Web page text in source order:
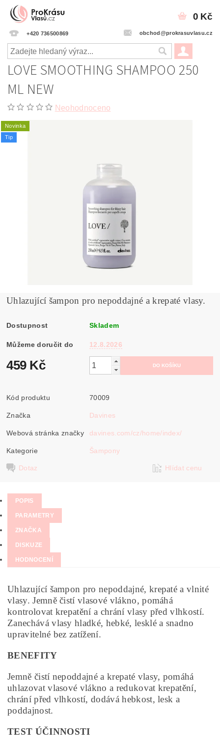
+420 736500869 obchod@prokrasuvlasu.cz
0 Kč
LOVE SMOOTHING SHAMPOO 250
ML NEW
Neohodnoceno
Novinka
Tip
Uhlazující šampon pro nepoddajné a krepaté vlasy.
Dostupnost Skladem
Můžeme doručit do 12.8.2026
459 Kč
Kód produktu 70009
Značka Davines
Webová stránka značky davines.com/cz/home/index/
Kategorie Šampony
Dotaz Hlídat cenu
POPIS
PARAMETRY
ZNAČKA
DISKUZE
HODNOCENÍ
Uhlazující šampon pro nepoddajné, krepaté a vlnité
vlasy. Jemně čistí vlasové vlákno, pomáhá
kontrolovat krepatění a chrání vlasy před vlhkostí.
Zanechává vlasy hladké, hebké, lesklé a snadno
upravitelné bez zatížení.
BENEFITY
Jemně čistí nepoddajné a krepaté vlasy, pomáhá
uhlazovat vlasové vlákno a redukovat krepatění,
chrání před vlhkostí, dodává hebkost, lesk a
poddajnost.
TEST ÚČINNOSTI